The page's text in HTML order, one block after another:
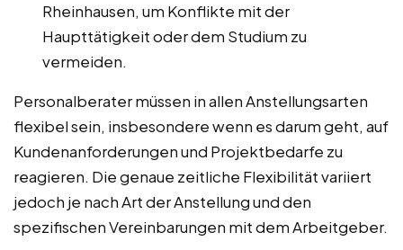
Rheinhausen, um Konflikte mit der
Haupttätigkeit oder dem Studium zu
vermeiden.
Personalberater müssen in allen Anstellungsarten
flexibel sein, insbesondere wenn es darum geht, auf
Kundenanforderungen und Projektbedarfe zu
reagieren. Die genaue zeitliche Flexibilität variiert
jedoch je nach Art der Anstellung und den
spezifischen Vereinbarungen mit dem Arbeitgeber.